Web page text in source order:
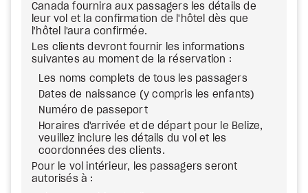
Canada fournira aux passagers les détails de
leur vol et la confirmation de l'hôtel dès que
l'hôtel l'aura confirmée.
Les clients devront fournir les informations
suivantes au moment de la réservation :
Les noms complets de tous les passagers
Dates de naissance (y compris les enfants)
Numéro de passeport
Horaires d'arrivée et de départ pour le Belize,
veuillez inclure les détails du vol et les
coordonnées des clients.
Pour le vol intérieur, les passagers seront
autorisés à :